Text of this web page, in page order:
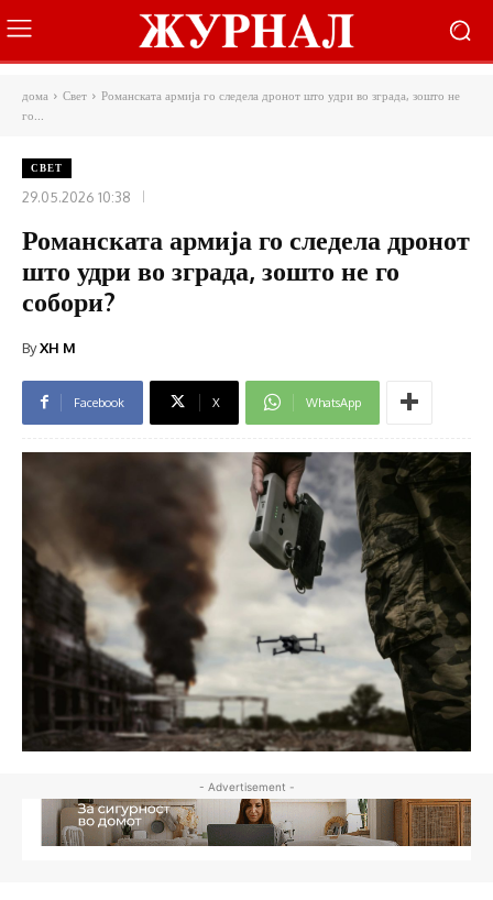
дома Свет
Романската армија го следела дронот што удри во зграда, зошто не
го...
СВЕТ
29.05.2026 10:38
Романската армија го следела дронот
што удри во зграда, зошто не го
собори?
ByXH M
Facebook X WhatsApp
- Advertisement -